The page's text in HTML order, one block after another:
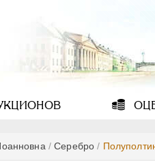
/Серебро /